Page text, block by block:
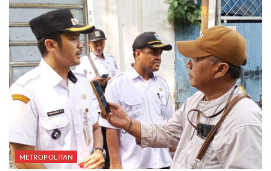
METROPOLITAN